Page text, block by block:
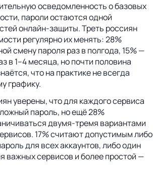
осведомленность о базовых
пароли остаются одной
онлайн-защиты. Треть россиян
регулярно их менять: 28%
смену пароля раз в полгода, 15% —
в 1–4 месяца, но почти половина
что на практике не всегда
графику.
уверены, что для каждого сервиса
пароль, но ещё 28%
двумя-тремя вариантами
17% считают допустимым либо
для всех аккаунтов, либо один
важных сервисов и более простой —